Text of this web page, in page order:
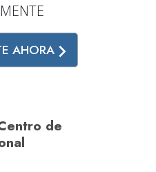
AHORA
de